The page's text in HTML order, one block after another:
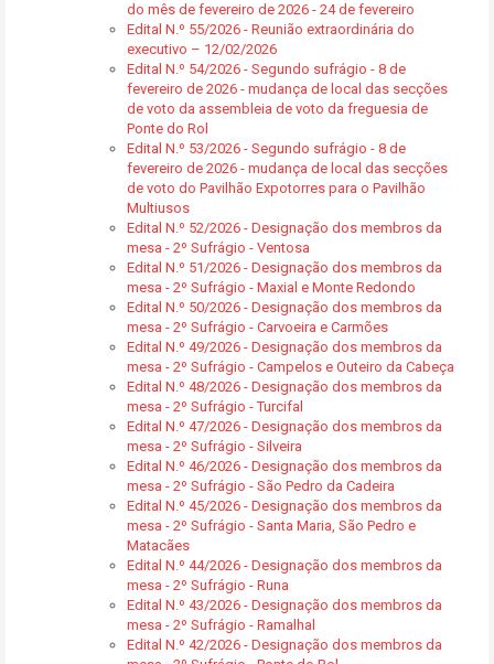
do mês de fevereiro de 2026 - 24 de fevereiro
Edital N.º 55/2026 - Reunião extraordinária do
executivo – 12/02/2026
Edital N.º 54/2026 - Segundo sufrágio - 8 de
fevereiro de 2026 - mudança de local das secções
de voto da assembleia de voto da freguesia de
Ponte do Rol
Edital N.º 53/2026 - Segundo sufrágio - 8 de
fevereiro de 2026 - mudança de local das secções
de voto do Pavilhão Expotorres para o Pavilhão
Multiusos
Edital N.º 52/2026 - Designação dos membros da
mesa - 2º Sufrágio - Ventosa
Edital N.º 51/2026 - Designação dos membros da
mesa - 2º Sufrágio - Maxial e Monte Redondo
Edital N.º 50/2026 - Designação dos membros da
mesa - 2º Sufrágio - Carvoeira e Carmões
Edital N.º 49/2026 - Designação dos membros da
mesa - 2º Sufrágio - Campelos e Outeiro da Cabeça
Edital N.º 48/2026 - Designação dos membros da
mesa - 2º Sufrágio - Turcifal
Edital N.º 47/2026 - Designação dos membros da
mesa - 2º Sufrágio - Silveira
Edital N.º 46/2026 - Designação dos membros da
mesa - 2º Sufrágio - São Pedro da Cadeira
Edital N.º 45/2026 - Designação dos membros da
mesa - 2º Sufrágio - Santa Maria, São Pedro e
Matacães
Edital N.º 44/2026 - Designação dos membros da
mesa - 2º Sufrágio - Runa
Edital N.º 43/2026 - Designação dos membros da
mesa - 2º Sufrágio - Ramalhal
Edital N.º 42/2026 - Designação dos membros da